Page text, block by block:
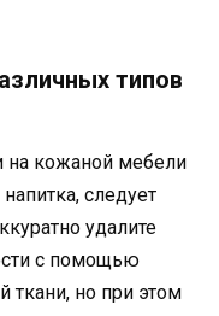
типов
на кожаной мебели
следует
удалите
с помощью
ткани, но при этом